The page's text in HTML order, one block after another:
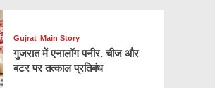
Gujrat Main Story
गुजरात में एनालॉग पनीर, चीज और
बटर पर तत्काल प्रतिबंध